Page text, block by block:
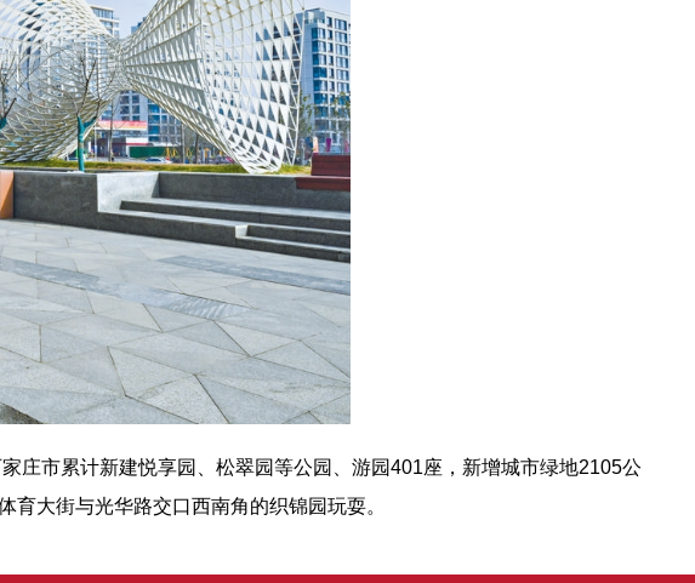
庄市累计新建悦享园、松翠园等公园、游园401座，新增城市绿地2105公
大街与光华路交口西南角的织锦园玩耍。